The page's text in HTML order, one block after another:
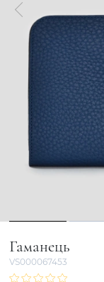
1 2
Гаманець
VS000067453